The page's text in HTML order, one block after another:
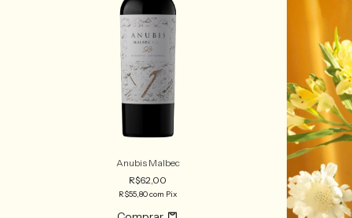
Anubis Malbec
R$62,00
R$55,80com Pix